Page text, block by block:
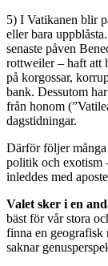
5) I Vatikanen blir
eller bara
senaste påven
rottweiler – haft att
på korgossar,
bank. Dessutom
från honom
dagstidningar.
Därför följer
politik och exotism
inleddes med
Valet sker i en
bäst för vår stora
finna en geografisk
saknar